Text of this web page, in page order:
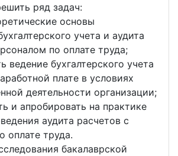
ряд задач:
основы
учета и аудита
по оплате труда;
ведение бухгалтерского учета
плате в условиях
деятельности организации;
и апробировать на практике
аудита расчетов с
оплате труда.
бакалаврской